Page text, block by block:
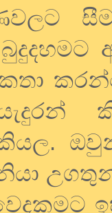
කතා
කියල.